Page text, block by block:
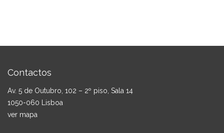
Contactos
Av. 5 de Outubro, 102 – 2º piso, Sala 14
1050-060 Lisboa
ver mapa